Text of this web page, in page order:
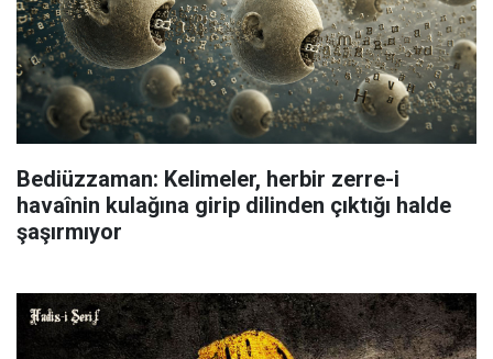
Bediüzzaman: Kelimeler, herbir zerre-i
havaînin kulağına girip dilinden çıktığı halde
şaşırmıyor